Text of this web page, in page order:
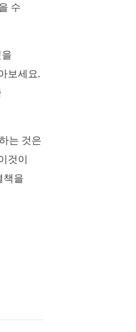
수
보세요.
는 것은
것이
책을